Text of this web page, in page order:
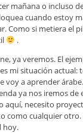
mañana o incluso
cuando estoy
Como si metiera el
.
ya veremos. El
mi situación actual:
voy a aprender
ya nos iremos de
aquí, necesito
como cualquier otro.
hoy.